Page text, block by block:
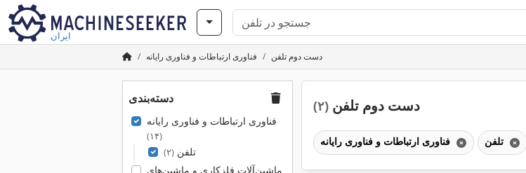
ایران
فناوری ارتباطات و فناوری رایانه دست دوم تلفن
دسته‌بندی
فناوری ارتباطات و فناوری رایانه
(۱۴)
تلفن(۲)
ماشین‌آلات فلزکاری و ماشین‌های
دست دوم تلفن (۲)
فناوری ارتباطات و فناوری رایانه تلفن